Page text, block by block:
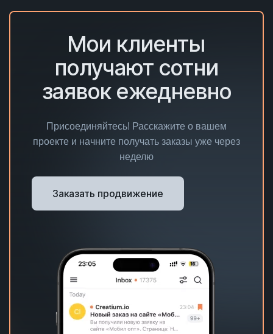
Мои клиенты
получают сотни
заявок ежедневно
Присоединяйтесь! Расскажите о вашем
проекте и начните получать заказы уже через
неделю
Заказать продвижение